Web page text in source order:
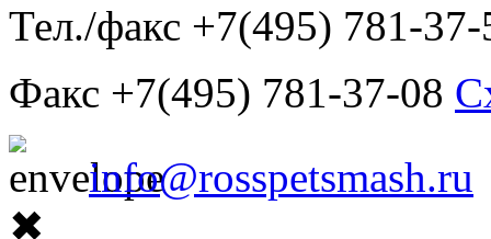
Тел./факс +7(495) 781-37-
Факс +7(495) 781-37-08
info@rosspetsmash.ru
✖